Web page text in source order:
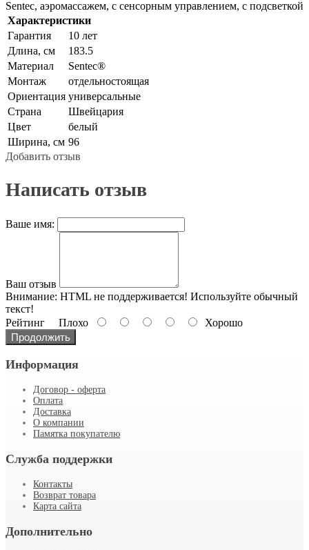
Sentec, аэромассажем, с сенсорным управлением, с подсветкой
Характеристики
Гарантия
10 лет
Длина, см
183.5
Материал
Sentec®
Монтаж
отдельностоящая
Ориентация универсальные
Страна
Швейцария
Цвет
белый
Ширина, см 96
Добавить отзыв
Написать отзыв
Ваше имя:
Ваш отзыв
Внимание: HTML не поддерживается! Используйте обычный
текст!
Рейтинг Плохо
Хорошо
Продолжить
Информация
Договор - оферта
Оплата
Доставка
О компании
Памятка покупателю
Служба поддержки
Контакты
Возврат товара
Карта сайта
Дополнительно